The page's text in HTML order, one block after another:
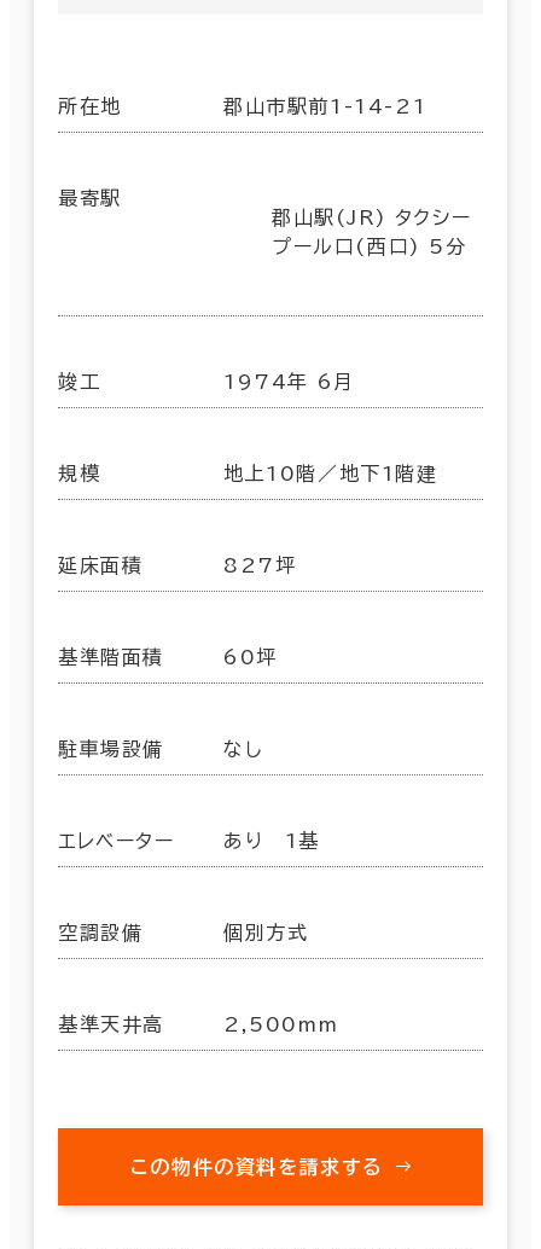
所在地 郡山市駅前1-14-21
最寄駅
郡山駅(JR) タクシー
プール口(西口) 5分
竣工 1974年 6月
規模 地上10階／地下1階建
延床面積 827坪
基準階面積 60坪
駐車場設備 なし
エレベーター あり 1基
空調設備 個別方式
基準天井高 2,500mm
この物件の資料を請求する